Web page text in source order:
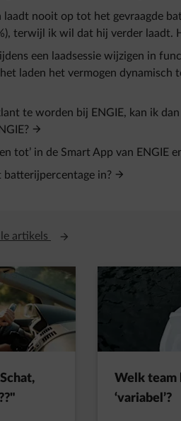
laadt nooit op tot het gevraagde
terwijl ik wil dat hij verder laadt.
een laadsessie wijzigen in
laden het vermogen
te worden bij ENGIE, kan ik
tot’ in de Smart App van ENGIE
in?
artikels Opent in een nieuw
Welk team
‘variabel’?